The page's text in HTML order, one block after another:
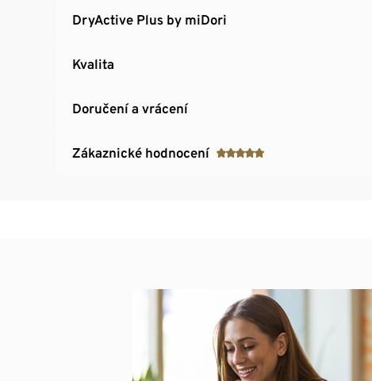
DryActive Plus by miDori
Kvalita
Doručení a vrácení
Zákaznické hodnocení